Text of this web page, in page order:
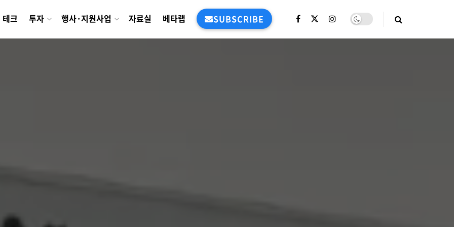
테크 투자 행사·지원사업 자료실 베타랩 SUBSCRIBE